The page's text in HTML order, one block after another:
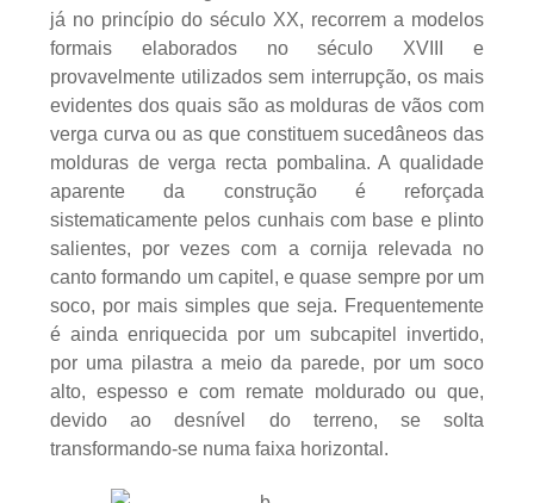
já no princípio do século XX, recorrem a modelos
formais elaborados no século XVIII e
provavelmente utilizados sem interrupção, os mais
evidentes dos quais são as molduras de vãos com
verga curva ou as que constituem sucedâneos das
molduras de verga recta pombalina. A qualidade
aparente da construção é reforçada
sistematicamente pelos cunhais com base e plinto
salientes, por vezes com a cornija relevada no
canto formando um capitel, e quase sempre por um
soco, por mais simples que seja. Frequentemente
é ainda enriquecida por um subcapitel invertido,
por uma pilastra a meio da parede, por um soco
alto, espesso e com remate moldurado ou que,
devido ao desnível do terreno, se solta
transformando-se numa faixa horizontal.